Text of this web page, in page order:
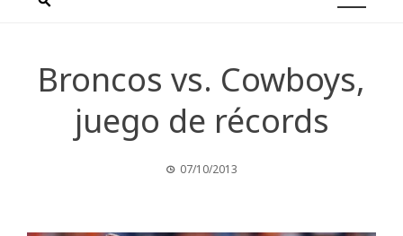
Broncos vs. Cowboys,
juego de récords
07/10/2013